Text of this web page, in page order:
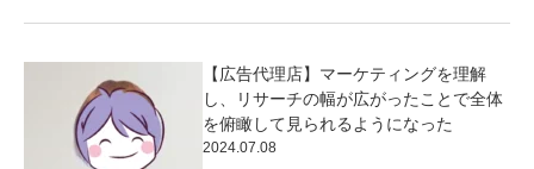
【広告代理店】マーケティングを理解
し、リサーチの幅が広がったことで全体
を俯瞰して見られるようになった
2024.07.08